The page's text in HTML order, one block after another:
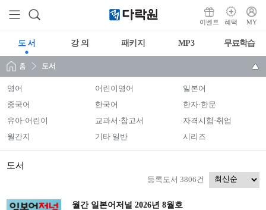
이벤트 혜택 MY
도 서 강 의 패키지 MP3 무료학습
홈 도서
영어 어린이영어
일본어
중국어
한국어
한자·한문
유아·어린이
교과서·참고서
자격시험·취업
월간지
기타 일반 시리즈
도서
등록도서 3806건
월간 일본어저널 2026년 8월호